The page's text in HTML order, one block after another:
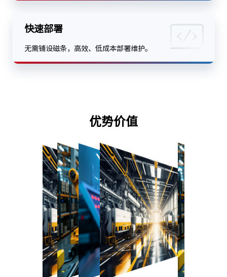
快速部署
无需铺设磁条，高效、低成本部署维护。
优势价值